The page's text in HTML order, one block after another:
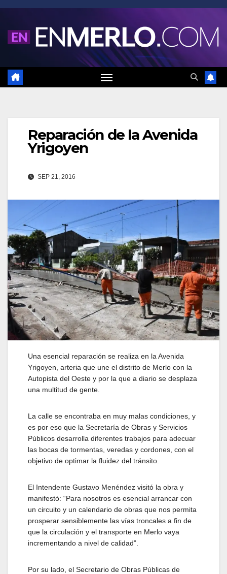
Saltar
contenido
Reparación de la Avenida
Yrigoyen
SEP 21, 2016
Una esencial reparación se realiza en la Avenida
Yrigoyen, arteria que une el distrito de Merlo con la
Autopista del Oeste y por la que a diario se desplaza
una multitud de gente.
La calle se encontraba en muy malas condiciones, y
es por eso que la Secretaría de Obras y Servicios
Públicos desarrolla diferentes trabajos para adecuar
las bocas de tormentas, veredas y cordones, con el
objetivo de optimar la fluidez del tránsito.
El Intendente Gustavo Menéndez visitó la obra y
manifestó: “Para nosotros es esencial arrancar con
un circuito y un calendario de obras que nos permita
prosperar sensiblemente las vías troncales a fin de
que la circulación y el transporte en Merlo vaya
incrementando a nivel de calidad”.
Por su lado, el Secretario de Obras Públicas de